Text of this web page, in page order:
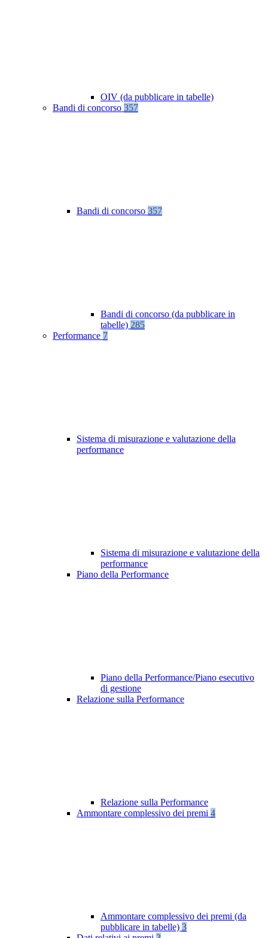
OIV (da pubblicare in tabelle)
Bandi di concorso 357
Bandi di concorso 357
Bandi di concorso (da pubblicare in
tabelle) 285
Performance 7
Sistema di misurazione e valutazione della
performance
Sistema di misurazione e valutazione della
performance
Piano della Performance
Piano della Performance/Piano esecutivo
di gestione
Relazione sulla Performance
Relazione sulla Performance
Ammontare complessivo dei premi 4
Ammontare complessivo dei premi (da
pubblicare in tabelle) 3